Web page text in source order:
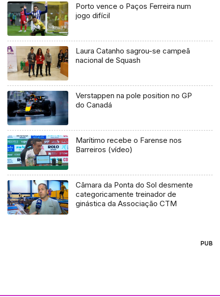
Porto vence o Paços Ferreira num
jogo difícil
Laura Catanho sagrou-se campeã
nacional de Squash
Verstappen na pole position no GP
do Canadá
Marítimo recebe o Farense nos
Barreiros (vídeo)
Câmara da Ponta do Sol desmente
categoricamente treinador de
ginástica da Associação CTM
PUB